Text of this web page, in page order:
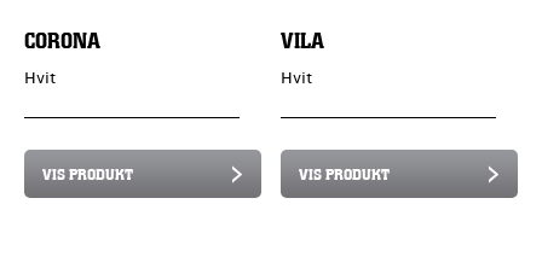
CORONA
Hvit
VIS PRODUKT
VILA
Hvit
VIS PRODUKT